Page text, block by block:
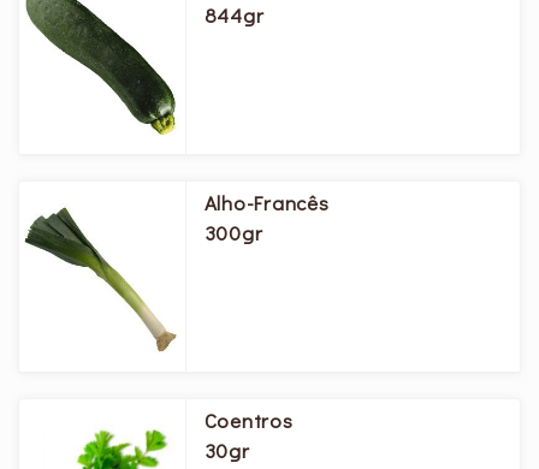
844gr
Alho-Francês
300gr
Coentros
30gr